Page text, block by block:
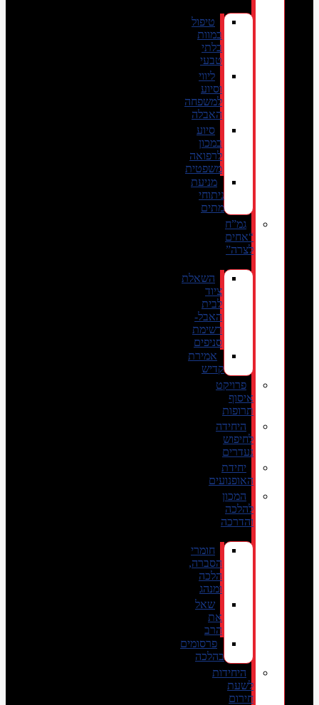
טיפול
במוות
בלתי
טבעי
ליווי
וסיוע
למשפחה
האבלה
סיוע
במכון
לרפואה
משפטית
מניעת
ניתוחי
מתים
גמ”ח
“אחים
לצרה”
השאלת
ציוד
לבית
האבל-
רשימת
סניפים
אמירת
קדיש
פרויקט
איסוף
תרופות
היחידה
לחיפוש
נעדרים
יחידת
האופנועים
המכון
להלכה
והדרכה
חומרי
הסברה,
הלכה
ומנהג
שאל
את
הרב
פרסומים
בהלכה
היחידות
לשעת
חירום